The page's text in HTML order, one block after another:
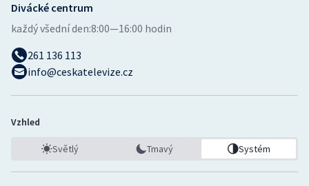
Divácké centrum
každý všední den:8:00—16:00 hodin
261 136 113
info@ceskatelevize.cz
Vzhled
Světlý Tmavý Systém